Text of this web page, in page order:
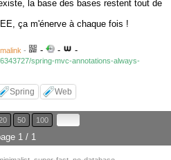
la base des bases restent tout de
ça m'énerve à chaque fois !
- - - -
spring-mvc-annotations-always-
Spring Web
50 100
1 / 1